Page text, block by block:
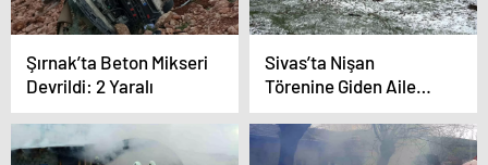
Şırnak’ta Beton Mikseri
Devrildi: 2 Yaralı
Sivas’ta Nişan
Törenine Giden Aile
Kazada Yaralandı